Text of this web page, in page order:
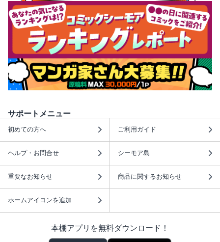
サポートメニュー
初めての方へ ご利用ガイド
ヘルプ・お問合せ シーモア島
重要なお知らせ 商品に関するお知らせ
ホームアイコンを追加
本棚アプリを無料ダウンロード！